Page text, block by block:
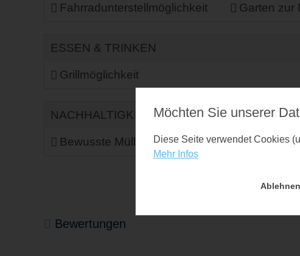
Fahrradunterstellmöglichkeit Garten zur
ESSEN & TRINKEN
Grillmöglichkeit
NACHHALTIGKEIT
Bewusste Müllvermeidung
Bewertungen
Möchten Sie unserer
Diese Seite verwendet Cookies
Mehr Infos
Ablehnen